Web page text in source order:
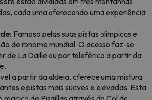
cada uma oferecendo uma experiência
Famoso pelas suas pistas olímpicas e
de renome mundial. O acesso faz-se
de La Daille ou por teleférico a partir da
a partir da aldeia, oferece uma mistura
e pistas mais suaves e elevadas. Esta
maciço de Pisaillas através do Col de